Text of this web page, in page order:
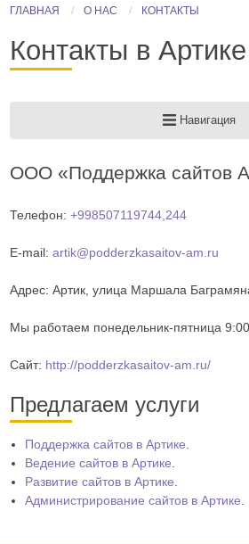
ГЛАВНАЯ О НАС КОНТАКТЫ
Контакты в Артике
Навигация
ООО «Поддержка сайтов
Телефон: +998507119744,244
E-mail: artik@podderzkasaitov-am.ru
Адрес: Артик, улица Маршала
Мы работаем понедельник-пятница
Сайт: http://podderzkasaitov-am.ru/
Предлагаем услуги
Поддержка сайтов в Артике
Ведение сайтов в Артике
Развитие сайтов в Артике
Администрирование сайтов в Артике